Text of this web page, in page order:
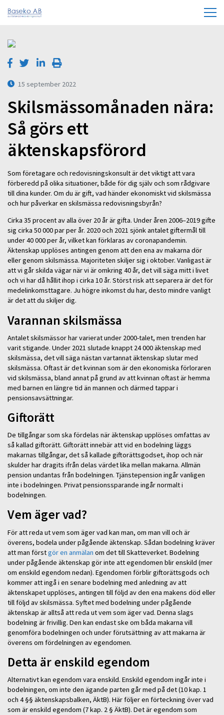
15 september 2022
Skilsmässomånaden nära:
Så görs ett
äktenskapsförord
Som företagare och redovisningskonsult är det viktigt att vara
förberedd på olika situationer, både för dig själv och som rådgivare
till dina kunder. Om du är gift, vad händer ekonomiskt vid skilsmässa
och hur påverkar en skilsmässa redovisningsbyrån?
Cirka 35 procent av alla över 20 år är gifta. Under åren 2006–2019 gifte
sig cirka 50 000 par per år. 2020 och 2021 sjönk antalet giftermål till
under 40 000 per år, vilket kan förklaras av coronapandemin.
Äktenskap upplöses antingen genom att den ena av makarna dör
eller genom skilsmässa. Majoriteten skiljer sig i oktober. Vanligast är
att vi går skilda vägar när vi är omkring 40 år, det vill säga mitt i livet
och vi har då hållit ihop i cirka 10 år. Störst risk att separera är det för
medelinkomsttagare. Ju högre inkomst du har, desto mindre vanligt
är det att du skiljer dig.
Varannan skilsmässa
Antalet skilsmässor har varierat under 2000-talet, men trenden har
varit stigande. Under 2021 slutade knappt 24 000 äktenskap med
skilsmässa, det vill säga nästan vartannat äktenskap slutar med
skilsmässa. Oftast är det kvinnan som är den ekonomiska förloraren
vid skilsmässa, bland annat på grund av att kvinnan oftast är hemma
med barnen en längre tid än mannen och därmed tappar i
pensionsavsättningar.
Giftorätt
De tillgångar som ska fördelas när äktenskap upplöses omfattas av
så kallad giftorätt. Giftorätt innebär att vid en bodelning läggs
makarnas tillgångar, det så kallade giftorättsgodset, ihop och när
skulder har dragits ifrån delas värdet lika mellan makarna. Allmän
pension undantas från bodelningen. Tjänstepension ingår vanligen
inte i bodelningen. Privat pensionssparande ingår normalt i
bodelningen.
Vem äger vad?
För att reda ut vem som äger vad kan man, om man vill och är
överens, bodela under pågående äktenskap. Sådan bodelning kräver
att man förstgör en anmälan om det till Skatteverket. Bodelning
under pågående äktenskap gör inte att egendomen blir enskild (mer
om enskild egendom nedan). Egendomen förblir giftorättsgods och
kommer att ingå i en senare bodelning med anledning av att
äktenskapet upplöses, antingen till följd av den ena makens död eller
till följd av skilsmässa. Syftet med bodelning under pågående
äktenskap är alltså att reda ut vem som äger vad. Denna slags
bodelning är frivillig. Den kan endast ske om båda makarna vill
genomföra bodelningen och under förutsättning av att makarna är
överens om fördelningen av egendomen.
Detta är enskild egendom
Alternativt kan egendom vara enskild. Enskild egendom ingår inte i
bodelningen, om inte den ägande parten går med på det (10 kap. 1
och 4 §§ äktenskapsbalken, ÄktB). Här följer en förteckning över vad
som är enskild egendom (7 kap. 2 § ÄktB). Det är egendom som